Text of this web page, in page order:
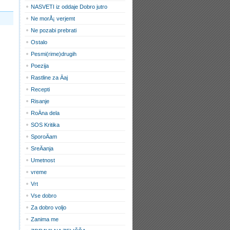
NASVETI iz oddaje Dobro jutro
Ne morÅ¡ verjemt
Ne pozabi prebrati
Ostalo
Pesmi(rime)drugih
Poezija
Rastline za Äaj
Recepti
Risanje
RoÄna dela
SOS Kritika
SporoÄam
SreÄanja
Umetnost
vreme
Vrt
Vse dobro
Za dobro voljo
Zanima me